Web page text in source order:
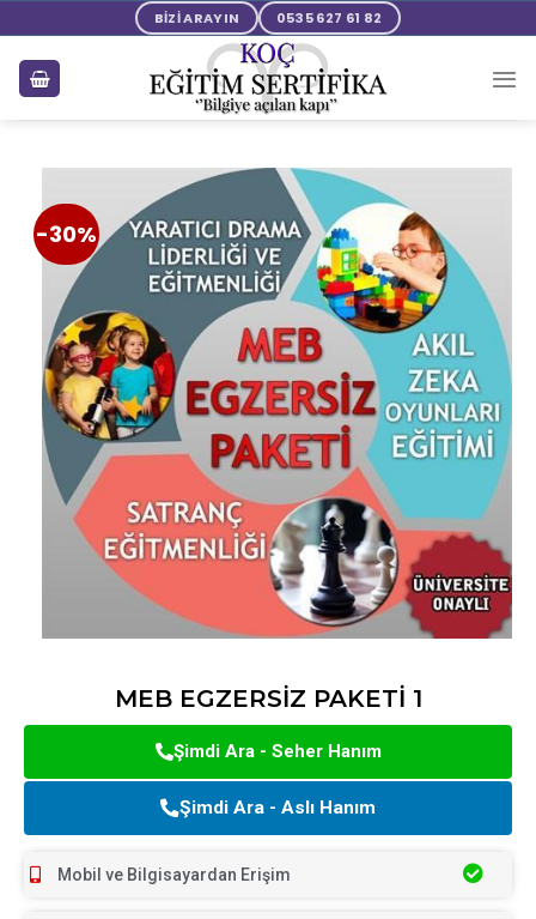
BİZİ ARAYIN 0535 627 61 82
-30%
MEB EGZERSİZ PAKETİ 1
Şimdi Ara - Seher Hanım
Şimdi Ara - Aslı Hanım
Mobil ve Bilgisayardan Erişim